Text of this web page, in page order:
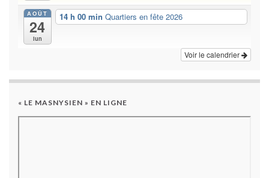
AOÛT
24
lun
14 h 00 min Quartiers en fête 2026
Voir le calendrier
« LE MASNYSIEN » EN LIGNE